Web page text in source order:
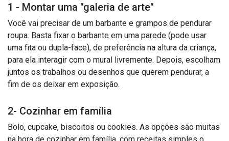
1 - Montar uma "galeria de arte"
Você vai precisar de um barbante e grampos de pendurar
roupa. Basta fixar o barbante em uma parede (pode usar
uma fita ou dupla-face), de preferência na altura da criança,
para ela interagir com o mural livremente. Depois, escolham
juntos os trabalhos ou desenhos que querem pendurar, a
fim de os deixar em exposição.
2- Cozinhar em família
Bolo, cupcake, biscoitos ou cookies. As opções são muitas